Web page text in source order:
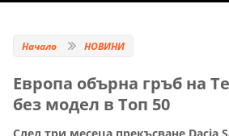
Начало НОВИНИ
Европа обърна гръб на
без модел в Топ 50